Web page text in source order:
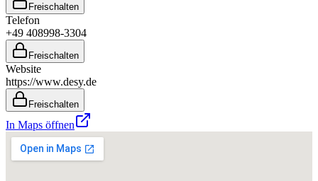
Freischalten
Telefon
+49 408998-3304
Freischalten
Website
https://www.desy.de
Freischalten
In Maps öffnen